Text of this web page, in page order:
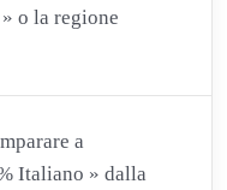
o la regione
a
Italiano » dalla